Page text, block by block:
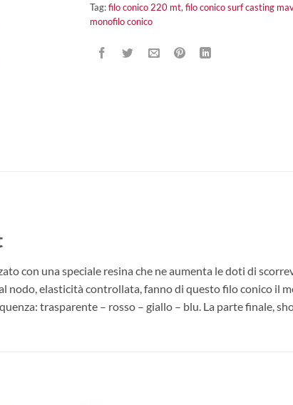
Tag:filo conico 220 mt, filo conico surf casting
monofilo conico
con una speciale resina che ne aumenta le doti di
nodo, elasticità controllata, fanno di questo filo conico il
trasparente – rosso – giallo – blu. La parte finale,